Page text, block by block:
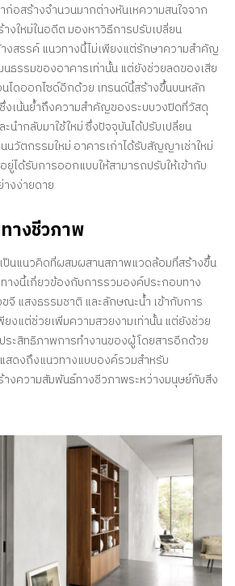
ก่อสร้างจำนวนมากต่างหันเหความสนใจจาก
งใหม่ในอดีต มองหาวิธีการปรับเปลี่ยน
งสรรค์ แนวทางนี้ไม่เพียงแต่รักษาความสำคัญ
ธรรมของอาคารเท่านั้น แต่ยังช่วยลดของเสีย
ไดออกไซด์อีกด้วย เทรนด์นี้สร้างขึ้นบนหลัก
เน้นย้ำถึงความสำคัญของระบบวงปิดที่วัสดุ
นำกลับมาใช้ใหม่ ซึ่งปัจจุบันได้ปรับเปลี่ยน
นวัตกรรมใหม่ อาคารเก่าได้รับสัญญาเช่าใหม่
ได้รับการออกแบบให้สามารถปรับให้เข้ากับ
งง่ายดาย
างชีวภาพ
นแนวคิดที่ผสมผสานสภาพแวดล้อมที่สร้างขึ้น
างนี้เกี่ยวข้องกับการรวมองค์ประกอบทาง
จี แสงธรรมชาติ และลักษณะน้ำ เข้ากับการ
งแต่ช่วยเพิ่มความสวยงามเท่านั้น แต่ยังช่วย
ระสิทธิภาพการทำงานของผู้โดยสารอีกด้วย
ดงถึงแนวทางแบบองค์รวมสำหรับ
งความสัมพันธ์ทางชีวภาพระหว่างมนุษย์กับสิ่ง